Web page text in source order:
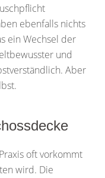
ebenfalls nichts
ein Wechsel der
und
Aber
oft vorkommt
wird. Die